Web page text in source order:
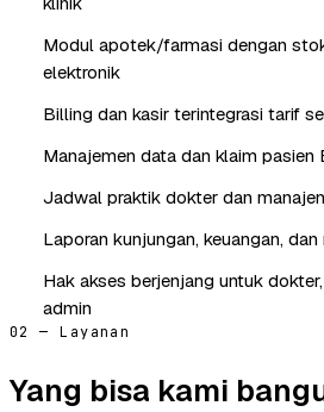
Modul apotek/farmasi dengan
elektronik
Billing dan kasir terintegrasi tarif
Manajemen data dan klaim pasien
Jadwal praktik dokter dan
Laporan kunjungan, keuangan,
Hak akses berjenjang untuk
admin
02 — Layanan
Yang bisa kami